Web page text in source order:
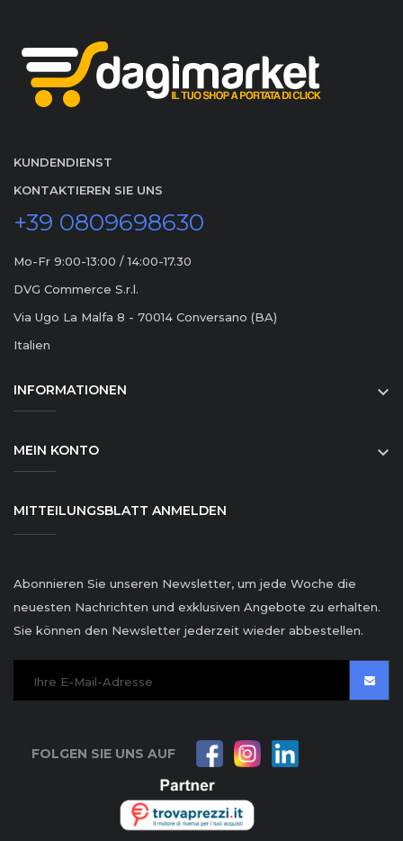
KUNDENDIENST
KONTAKTIEREN SIE UNS
+39 0809698630
Mo-Fr 9:00-13:00 / 14:00-17.30
DVG Commerce S.r.l.
Via Ugo La Malfa 8 - 70014 Conversano (BA)
Italien
INFORMATIONEN 
MEIN KONTO 
MITTEILUNGSBLATT ANMELDEN
Abonnieren Sie unseren Newsletter, um jede Woche die
neuesten Nachrichten und exklusiven Angebote zu erhalten.
Sie können den Newsletter jederzeit wieder abbestellen.
FOLGEN SIE UNS AUF